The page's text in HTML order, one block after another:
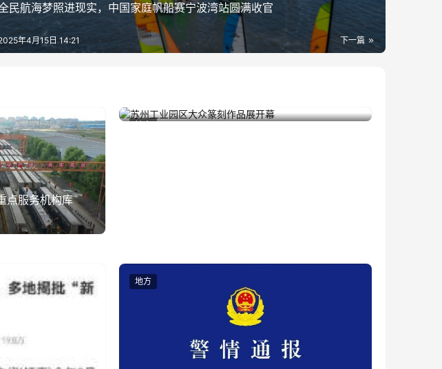
民航海梦照进现实，中国家庭帆船赛宁波湾站圆满收官
下一篇
年4月15日 14:21
点服务机构库
苏州工业园区大众篆刻作品展开幕
2025年11月8日
地方